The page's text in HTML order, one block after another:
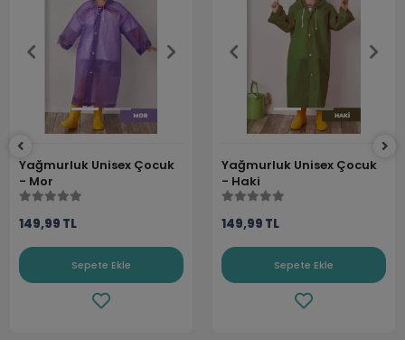
Yağmurluk Unisex Çocuk
- Mor
149,99 TL
Sepete Ekle
Yağmurluk Unisex Çocuk
- Haki
149,99 TL
Sepete Ekle